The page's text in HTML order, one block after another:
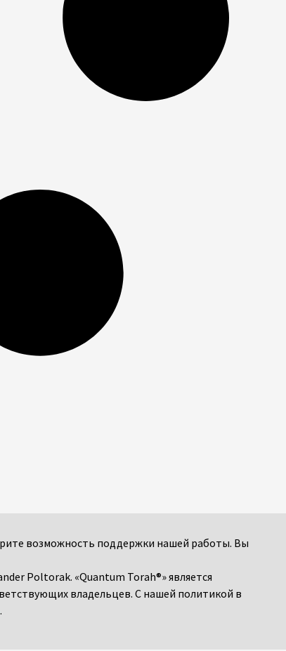
возможность поддержки нашей работы. Вы
Poltorak. «Quantum Torah®» является
владельцев. С нашей политикой в
.